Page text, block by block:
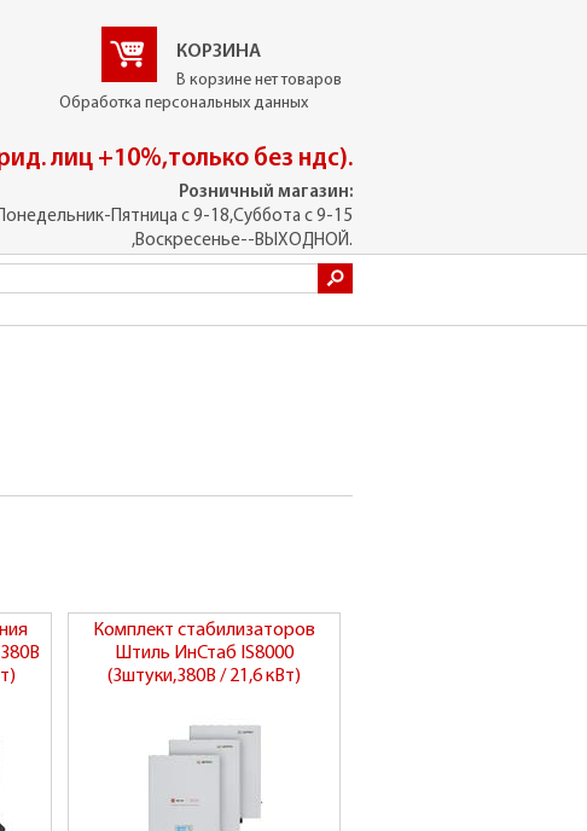
КОРЗИНА
В корзине нет товаров
Обработка персональных данных
лиц +10%,только без ндс).
Розничный магазин:
Пятница с 9-18,Суббота с 9-15
,Воскресенье--ВЫХОДНОЙ.
Комплект стабилизаторов
Штиль ИнСтаб IS8000
(3штуки,380В / 21,6 кВт)